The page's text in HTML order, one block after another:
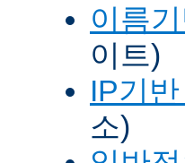
이름
이트)
IP기
소)